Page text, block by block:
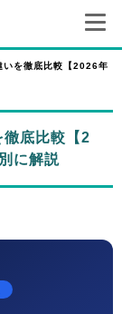
いを徹底比較【2026年
底比較【2
に解説